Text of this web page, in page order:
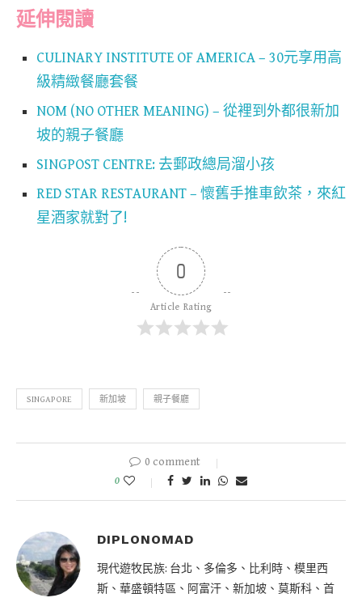
延伸閱讀
CULINARY INSTITUTE OF AMERICA – 30元享用高
級精緻餐廳套餐
NOM (NO OTHER MEANING) – 從裡到外都很新加
坡的親子餐廳
SINGPOST CENTRE: 去郵政總局溜小孩
RED STAR RESTAURANT – 懷舊手推車飲茶，來紅
星酒家就對了!
0
Article Rating
SINGAPORE 新加坡 親子餐廳
0 comment
0
DIPLONOMAD
現代遊牧民族: 台北、多倫多、比利時、模里西
斯、華盛頓特區、阿富汗、新加坡、莫斯科、首